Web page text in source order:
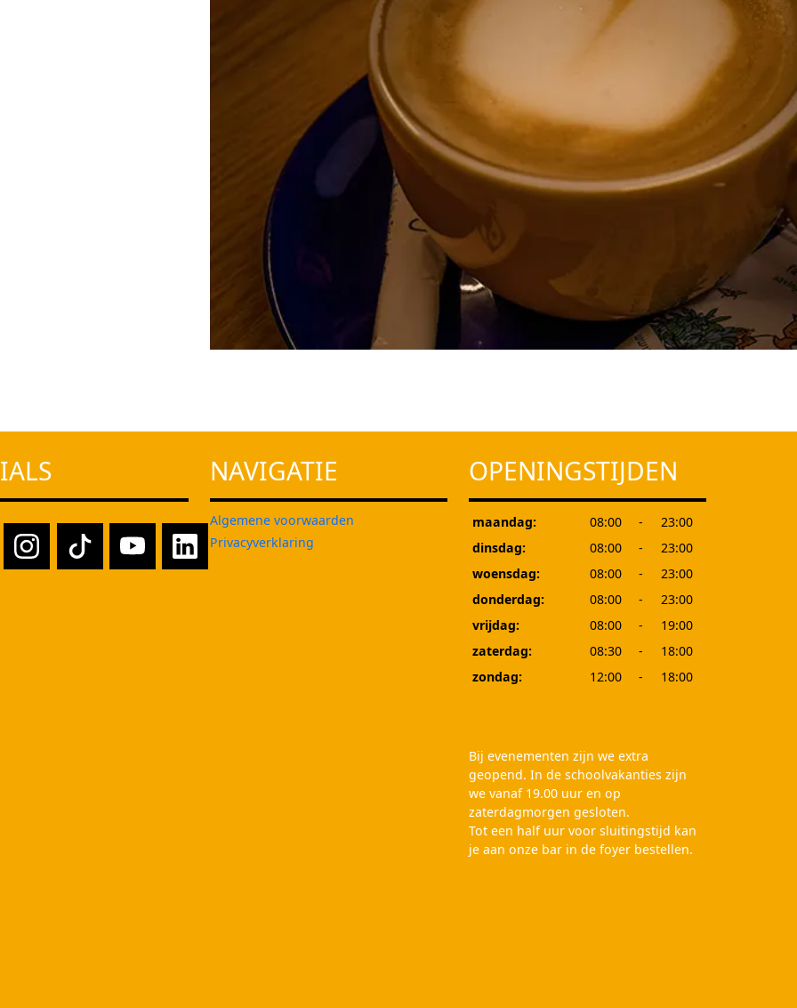
NAVIGATIE
Algemene voorwaarden
Privacyverklaring
OPENINGSTIJDEN
maandag: 08:00 -
23:00
dinsdag:
08:00 -
23:00
woensdag:
08:00 -
23:00
donderdag:
08:00 -
23:00
vrijdag:
08:00 -
19:00
zaterdag:
08:30 -
18:00
zondag:
12:00 - 18:00
Bij evenementen zijn we extra
geopend. In de schoolvakanties zijn
we vanaf 19.00 uur en op
zaterdagmorgen gesloten.
Tot een half uur voor sluitingstijd kan
je aan onze bar in de foyer bestellen.